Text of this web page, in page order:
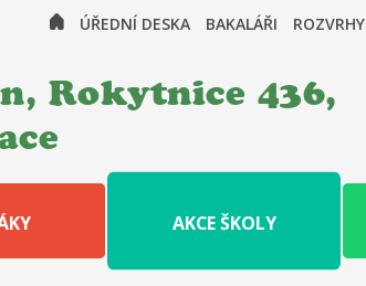
ÚŘEDNÍ DESKA BAKALÁŘI ROZVRHY
Rokytnice 436,
AKCE ŠKOLY